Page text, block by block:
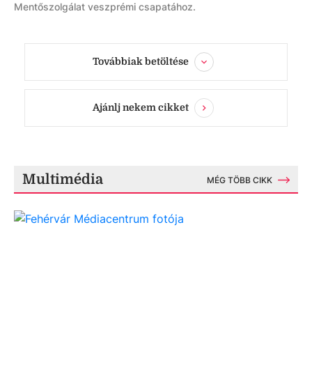
Mentőszolgálat veszprémi csapatához.
Továbbiak betöltése
Ajánlj nekem cikket
Multimédia MÉG TÖBB CIKK